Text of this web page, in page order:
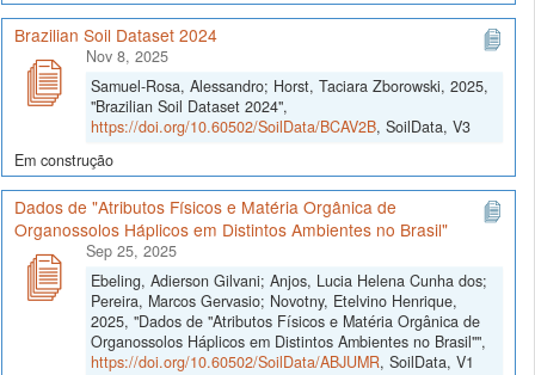
Brazilian Soil Dataset 2024
Nov 8, 2025
Samuel-Rosa, Alessandro; Horst, Taciara Zborowski, 2025,
"Brazilian Soil Dataset 2024",
https://doi.org/10.60502/SoilData/BCAV2B, SoilData, V3
Em construção
Dados de "Atributos Físicos e Matéria Orgânica de
Organossolos Háplicos em Distintos Ambientes no Brasil"
Sep 25, 2025
Ebeling, Adierson Gilvani; Anjos, Lucia Helena Cunha dos;
Pereira, Marcos Gervasio; Novotny, Etelvino Henrique,
2025, "Dados de "Atributos Físicos e Matéria Orgânica de
Organossolos Háplicos em Distintos Ambientes no Brasil"",
https://doi.org/10.60502/SoilData/ABJUMR, SoilData, V1